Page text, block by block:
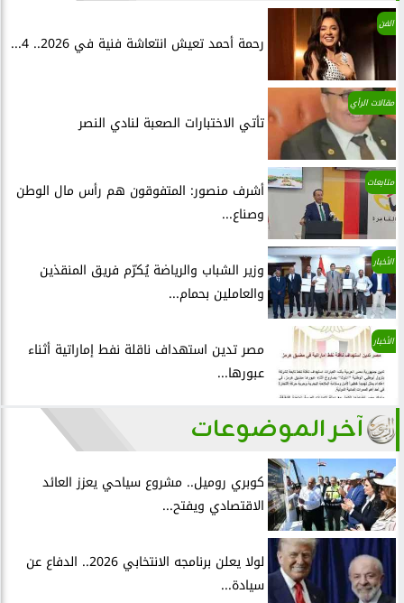
الفن
رحمة أحمد تعيش انتعاشة فنية في 2026.. 4...
مقالات الرأي
تأتي الاختبارات الصعبة لنادي النصر
متابعات
أشرف منصور: المتفوقون هم رأس مال الوطن
وصناع...
الأخبار
وزير الشباب والرياضة يُكرّم فريق المنقذين
والعاملين بحمام...
الأخبار
مصر تدين استهداف ناقلة نفط إماراتية أثناء
عبورها...
آخر الموضوعات
كوبري روميل.. مشروع سياحي يعزز العائد
الاقتصادي ويفتح...
لولا يعلن برنامجه الانتخابي 2026.. الدفاع عن
سيادة...